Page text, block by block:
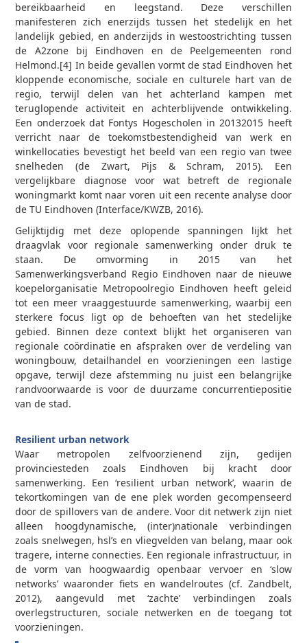
bereikbaarheid en leegstand. Deze verschillen
manifesteren zich enerzijds tussen het stedelijk en het
landelijk gebied, en anderzijds in west­oostrichting tussen
de A2­zone bij Eindhoven en de Peelgemeenten rond
Helmond.[4] In beide gevallen vormt de stad Eindhoven het
kloppende economische, sociale en culturele hart van de
regio, terwijl delen van het achterland kampen met
teruglopende activiteit en achterblijvende ontwikkeling.
Een onderzoek dat Fontys Hogescholen in 2013­2015 heeft
verricht naar de toekomstbestendigheid van werk­ en
winkellocaties bevestigt het beeld van een regio van twee
snelheden (de Zwart, Pijs & Schram, 2015). Een
vergelijkbare diagnose voor wat betreft de regionale
woningmarkt komt naar voren uit een recente analyse door
de TU Eindhoven (Interface/KWZB, 2016).
Gelijktijdig met deze oplopende spanningen lijkt het
draagvlak voor regionale samenwerking onder druk te
staan. De omvorming in 2015 van het
Samenwerkingsverband Regio Eindhoven naar de nieuwe
koepelorganisatie Metropoolregio Eindhoven heeft geleid
tot een meer vraaggestuurde samenwerking, waarbij een
sterkere focus ligt op de behoeften van het stedelijke
gebied. Binnen deze context blijkt het organiseren van
regionale coördinatie en afspraken over de verdeling van
woningbouw, detailhandel en voorzieningen een lastige
opgave, terwijl deze afstemming nu juist een belangrijke
randvoorwaarde is voor de duurzame concurrentiepositie
van de stad.
Resilient urban network
Waar metropolen zelfvoorzienend zijn, gedijen
provinciesteden zoals Eindhoven bij kracht door
samenwerking. Een ‘resilient urban network’, waarin de
tekortkomingen van de ene plek worden gecompenseerd
door de spillovers van de andere. Voor dit netwerk zijn niet
alleen hoogdynamische, (inter)nationale verbindingen
zoals snelwegen, hsl’s en vliegvelden van belang, maar ook
tragere, interne connecties. Een regionale infrastructuur, in
de vorm van hoogwaardig openbaar vervoer en ‘slow
networks’ waaronder fiets­ en wandelroutes (cf. Zandbelt,
2012), aangevuld met ‘zachte’ verbindingen zoals
overlegstructuren, sociale netwerken en de toegang tot
voorzieningen.